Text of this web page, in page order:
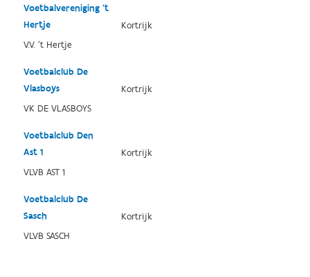
Voetbalvereniging ‘t
Hertje
V.V. ‘t Hertje
Kortrijk
Voetbalclub De
Vlasboys
VK DE VLASBOYS
Kortrijk
Voetbalclub Den
Ast 1
VLVB AST 1
Kortrijk
Voetbalclub De
Sasch
VLVB SASCH
Kortrijk